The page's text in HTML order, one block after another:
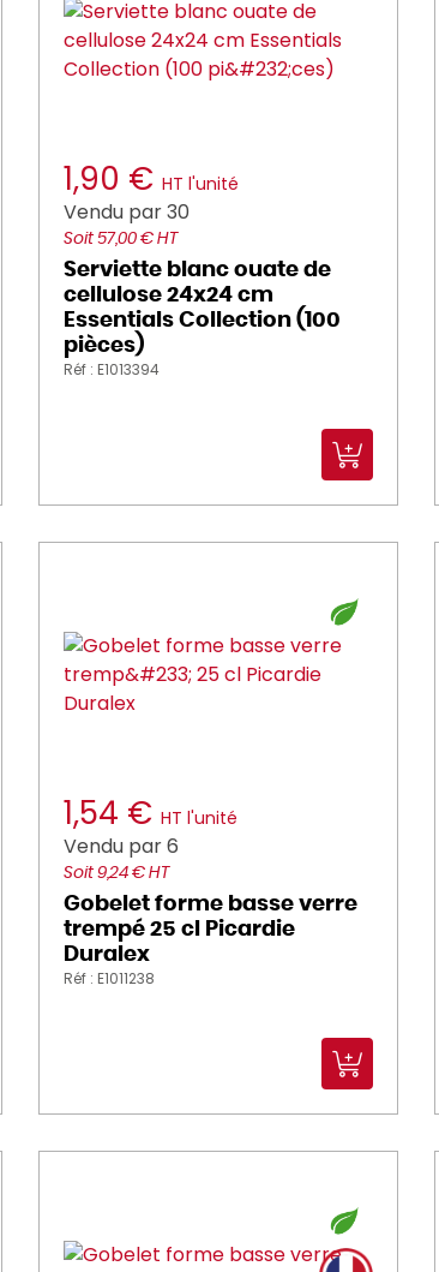
1,90 € HT l'unité
Vendu par 30
Soit 57,00 € HT
Serviette blanc ouate de
cellulose 24x24 cm
Essentials Collection (100
pièces)
Réf : E1013394
1,54 € HT l'unité
Vendu par 6
Soit 9,24 € HT
Gobelet forme basse verre
trempé 25 cl Picardie
Duralex
Réf : E1011238